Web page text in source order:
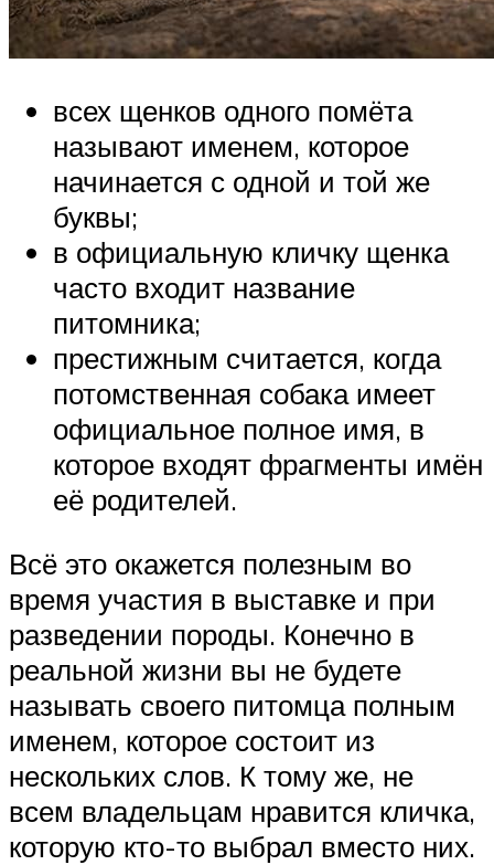
всех щенков одного помёта
называют именем, которое
начинается с одной и той же
буквы;
в официальную кличку щенка
часто входит название
питомника;
престижным считается, когда
потомственная собака имеет
официальное полное имя, в
которое входят фрагменты имён
её родителей.
Всё это окажется полезным во
время участия в выставке и при
разведении породы. Конечно в
реальной жизни вы не будете
называть своего питомца полным
именем, которое состоит из
нескольких слов. К тому же, не
всем владельцам нравится кличка,
которую кто-то выбрал вместо них.